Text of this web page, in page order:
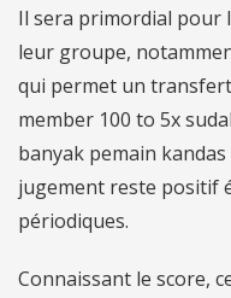
Il sera primordial pour
leur groupe,
qui permet un
member 100 to 5x
banyak pemain
jugement reste positif
périodiques.
Connaissant le score,